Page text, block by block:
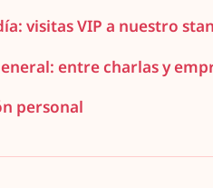
visitas VIP a nuestro
entre charlas y
personal